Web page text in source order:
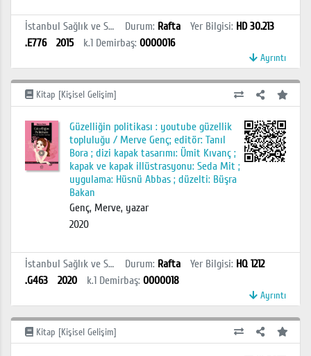
İstanbul Sağlık ve Sosyal Bilimler MYO Kütüphanesi Durum: Rafta Yer Bilgisi: HD 30.213
.E776
2015 k.1 Demirbaş: 0000016
Ayrıntı
Kitap [Kişisel Gelişim]
Güzelliğin politikası : youtube güzellik
topluluğu / Merve Genç; editör: Tanıl
Bora ; dizi kapak tasarımı: Ümit Kıvanç ;
kapak ve kapak illüstrasyonu: Seda Mit ;
uygulama: Hüsnü Abbas ; düzelti: Büşra
Bakan
Genç, Merve, yazar
2020
İstanbul Sağlık ve Sosyal Bilimler MYO Kütüphanesi Durum: Rafta Yer Bilgisi: HQ 1212
.G463
2020 k.1 Demirbaş: 0000018
Ayrıntı
Kitap [Kişisel Gelişim]